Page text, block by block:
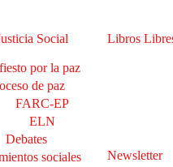
Social
por la paz
de paz
FARC-EP
ELN
Debates
sociales
Libros
Newsletter